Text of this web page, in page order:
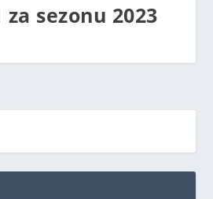
sezonu 2023